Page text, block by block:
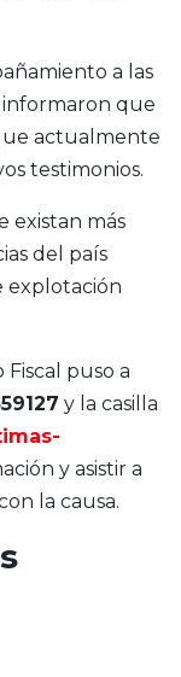
a las
informaron que
actualmente
testimonios.
existan más
del país
explotación
puso a
y la casilla
y asistir a
la causa.